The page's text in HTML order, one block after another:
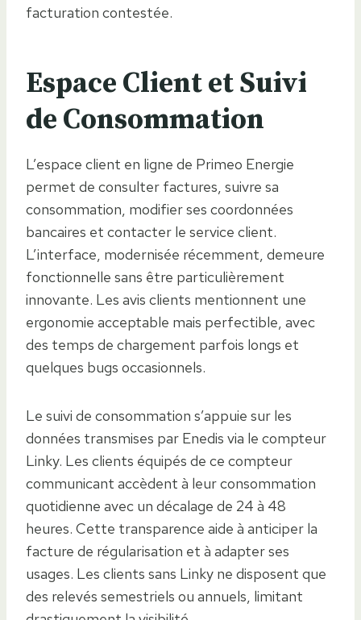
facturation contestée.
Espace Client et Suivi
de Consommation
L’espace client en ligne de Primeo Energie
permet de consulter factures, suivre sa
consommation, modifier ses coordonnées
bancaires et contacter le service client.
L’interface, modernisée récemment, demeure
fonctionnelle sans être particulièrement
innovante. Les avis clients mentionnent une
ergonomie acceptable mais perfectible, avec
des temps de chargement parfois longs et
quelques bugs occasionnels.
Le suivi de consommation s’appuie sur les
données transmises par Enedis via le compteur
Linky. Les clients équipés de ce compteur
communicant accèdent à leur consommation
quotidienne avec un décalage de 24 à 48
heures. Cette transparence aide à anticiper la
facture de régularisation et à adapter ses
usages. Les clients sans Linky ne disposent que
des relevés semestriels ou annuels, limitant